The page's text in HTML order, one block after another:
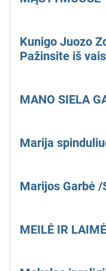
Kunigo Juozo
Pažinsite iš
MANO SIELA
Marija
Marijos Garbė /
MEILĖ IR